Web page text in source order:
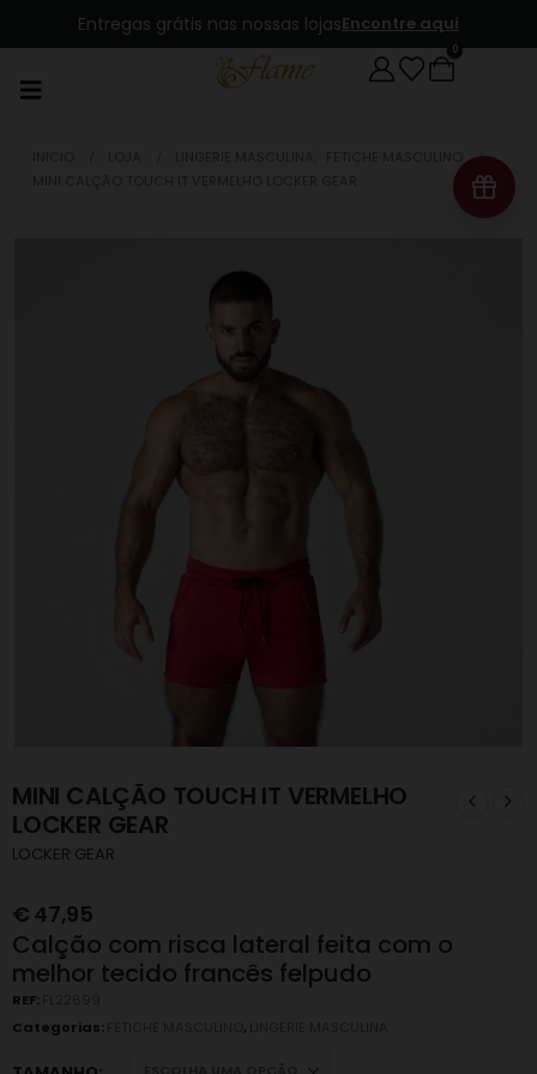
Entregas grátis nas nossas lojasEncontre aqui
0
MINI CALÇÃO TOUCH IT VERMELHO
LOCKER GEAR
LOCKER GEAR
€ 47,95
Calção com risca lateral feita com o
melhor tecido francês felpudo
REF:
Categorias:
,